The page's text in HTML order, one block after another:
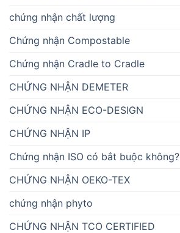
chứng nhận chất lượng
Chứng nhận Compostable
Chứng nhận Cradle to Cradle
CHỨNG NHẬN DEMETER
CHỨNG NHẬN ECO-DESIGN
CHỨNG NHẬN IP
Chứng nhận ISO có bắt buộc không?
CHỨNG NHẬN OEKO-TEX
chứng nhận phyto
CHỨNG NHẬN TCO CERTIFIED